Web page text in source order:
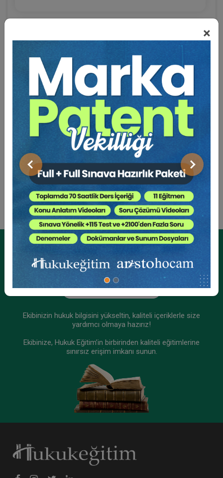
×
Önceki Sonraki
Rekabet Hukuku - III. Ticaret Hukuku Kongresi -
XI. Oturum
360 TL Sepete Ekle
Tüketici Hukuku Enstitüsü
III. Ticaret Hukuku Kongresi Tüm Oturumları
Video Kaydı (13 Oturum)
Eğitmen Hakkında
Sosyal Medya
Kurumsal Üyelikler İçin
Kurumsal Teklif Alın
Ekibinizin hukuk bilgisini yükseltin, kaliteli içeriklerle size
yardımcı olmaya hazırız!
Ekibinize, Hukuk Eğitim’in birbirinden kaliteli eğitimlerine
sınırsız erişim imkanı sunun.